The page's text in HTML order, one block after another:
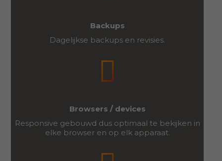
Backups
Dagelijkse backups en revisies.
Browsers / devices
Responsive gebouwd dus optimaal te bekijken in
elke browser en op elk apparaat.